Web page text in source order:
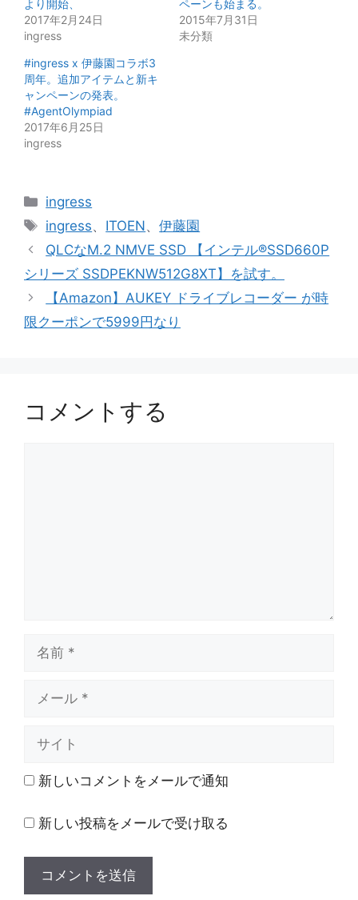
より開始、
2017年2月24日
ingress
ペーンも始まる。
2015年7月31日
未分類
#ingress x 伊藤園コラボ3
周年。追加アイテムと新キ
ャンペーンの発表。
#AgentOlympiad
2017年6月25日
ingress
カ
テ
ゴ
リ
ー
ingress
タ
グ
ingress、 ITOEN、伊藤園
QLCなM.2 NMVE SSD 【インテル®SSD660P
シリーズ SSDPEKNW512G8XT】を試す。
【Amazon】AUKEY ドライブレコーダー が時
限クーポンで5999円なり
コメントする
ト 新しいコメントをメールで通知
新しい投稿をメールで受け取る